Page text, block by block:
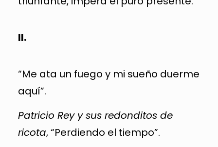
II.
“Me ata un fuego y mi sueño duerme
aquí”.
Patricio Rey y sus redonditos de
ricota, “Perdiendo el tiempo”.